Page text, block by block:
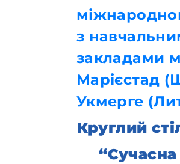
з
закладами
Марієстад
Укмерге
Круглий
“Сучасна